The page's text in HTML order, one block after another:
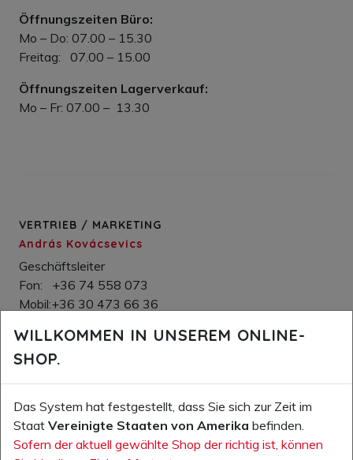
Öffnungszeiten Büro:
Mo – Do: 07.00 – 15.30
Freitag: 07.00 – 15.00
Öffnungszeiten Lagerverkauf:
Mo – Fr: 07.00 – 13.30
VERTRIEB / MARKETING
András Kovácsevics
Geschäftsleiter
Fon: +36 74 558 073
Mobil:+36 30 473 66 36
Júlia Hárshegyi
Fon +36 74 458 020
e-mail
WILLKOMMEN IN UNSEREM ONLINE-
SHOP.
Das System hat festgestellt, dass Sie sich zur Zeit im
Staat Vereinigte Staaten von Amerika befinden.
Sofern der aktuell gewählte Shop der richtig ist, können